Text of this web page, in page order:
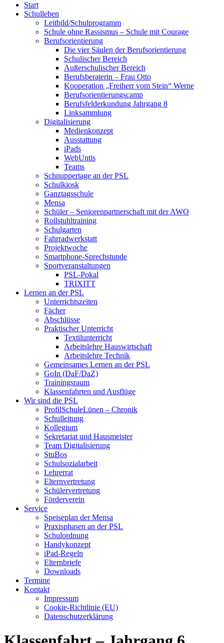
Start
Schulleben
Leitbild/Schulprogramm
Schule ohne Rassismus – Schule mit Courage
Berufsorientierung
Die vier Säulen der Berufsorientierung
Schulischer Bereich
Außerschulischer Bereich
Berufsberaterin – Frau Otto
Kooperation „Freiherr vom Stein“ Werne
Berufsorientierungscamp
Berufsfelderkundung Jahrgang 8
Linksammlung
Digitalisierung
Medienkonzept
Ausstattung
iPads
WebUntis
Teams
Schnuppertage an der PSL
Schulkiosk
Ganztagsschule
Mensa
Schüler – Seniorenpartnerschaft mit der AWO
Rollstuhltraining
Schulgarten
Fahrradwerkstatt
Projektwoche
Smartphone-Sprechstunde
Sportveranstaltungen
PSL-Pokal
TRIXITT
Lernen an der PSL
Unterrichtszeiten
Fächer
Abschlüsse
Praktischer Unterricht
Textilunterricht
Arbeitslehre Hauswirtschaft
Arbeitslehre Technik
Gemeinsames Lernen an der PSL​
GoIn (DaF/DaZ)
Trainingsraum
Klassenfahrten und Ausflüge
Wir sind die PSL
ProfilSchuleLünen – Chronik
Schulleitung
Kollegium
Sekretariat und Hausmeister
Team Digitalisierung
StuBos
Schulsozialarbeit
Lehrerrat
Elternvertretung
Schülervertretung
Förderverein
Service
Speiseplan der Mensa
Praxisphasen an der PSL
Schulordnung
Handykonzept
iPad-Regeln
Elternbriefe
Downloads
Termine
Kontakt
Impressum
Cookie-Richtlinie (EU)
Datenschutzerklärung